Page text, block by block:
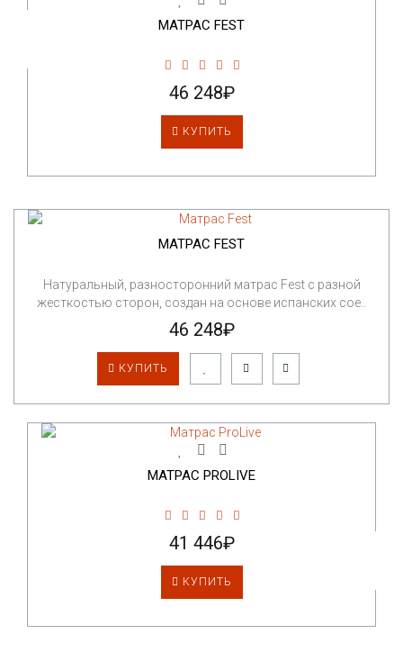
МАТРАС FEST
46 248₽
КУПИТЬ
МАТРАС FEST
Натуральный, разносторонний матрас Fest с разной
жесткостью сторон, создан на основе испанских сое..
46 248₽
КУПИТЬ
МАТРАС PROLIVE
41 446₽
КУПИТЬ